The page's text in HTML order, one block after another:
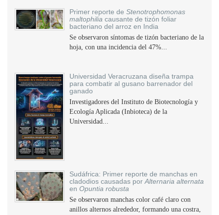
Primer reporte de Stenotrophomonas
maltophilia causante de tizón foliar
bacteriano del arroz en India
Se observaron síntomas de tizón bacteriano de la
hoja, con una incidencia del 47%...
Universidad Veracruzana diseña trampa
para combatir al gusano barrenador del
ganado
Investigadores del Instituto de Biotecnología y
Ecología Aplicada (Inbioteca) de la
Universidad...
Sudáfrica: Primer reporte de manchas en
cladodios causadas por Alternaria alternata
en Opuntia robusta
Se observaron manchas color café claro con
anillos alternos alrededor, formando una costra,